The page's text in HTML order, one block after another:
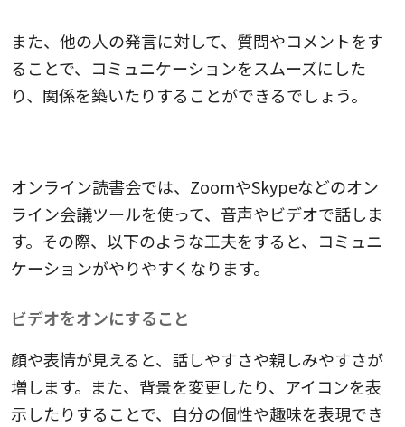
また、他の人の発言に対して、質問やコメントをす
ることで、コミュニケーションをスムーズにした
り、関係を築いたりすることができるでしょう。
オンライン読書会では、ZoomやSkypeなどのオン
ライン会議ツールを使って、音声やビデオで話しま
す。その際、以下のような工夫をすると、コミュニ
ケーションがやりやすくなります。
ビデオをオンにすること
顔や表情が見えると、話しやすさや親しみやすさが
増します。また、背景を変更したり、アイコンを表
示したりすることで、自分の個性や趣味を表現でき